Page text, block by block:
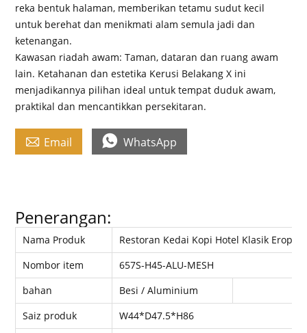
reka bentuk halaman, memberikan tetamu sudut kecil
untuk berehat dan menikmati alam semula jadi dan
ketenangan.
Kawasan riadah awam: Taman, dataran dan ruang awam
lain. Ketahanan dan estetika Kerusi Belakang X ini
menjadikannya pilihan ideal untuk tempat duduk awam,
praktikal dan mencantikkan persekitaran.
 Email  WhatsApp
Penerangan:
Nama Produk
Restoran Kedai Kopi Hotel Klasik
Nombor item
657S-H45-ALU-MESH
bahan
Besi / Aluminium
Saiz produk
W44*D47.5*H86